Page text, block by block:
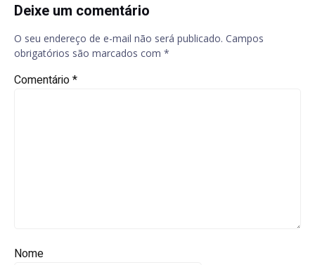
Deixe um comentário
O seu endereço de e-mail não será publicado. Campos
obrigatórios são marcados com *
Comentário*
Nome